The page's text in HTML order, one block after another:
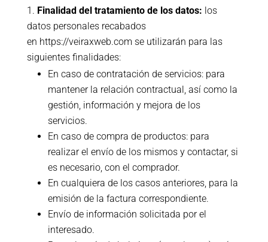
Finalidad del tratamiento de los datos: los
datos personales recabados
en https://veiraxweb.com se utilizarán para las
siguientes finalidades:
En caso de contratación de servicios: para
mantener la relación contractual, así como la
gestión, información y mejora de los
servicios.
En caso de compra de productos: para
realizar el envío de los mismos y contactar, si
es necesario, con el comprador.
En cualquiera de los casos anteriores, para la
emisión de la factura correspondiente.
Envío de información solicitada por el
interesado.